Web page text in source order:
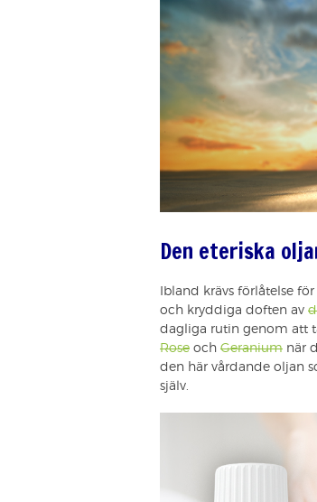
Den eteriska
Ibland krävs förlåtelse
och kryddiga doften av
dagliga rutin genom att
Rose och Geranium när
den här vårdande oljan
själv.